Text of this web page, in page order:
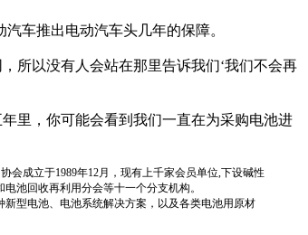
车推出电动汽车头几年的保障。
所以没有人会站在那里告诉我们‘我们不会再
里，你可能会看到我们一直在为采购电池进
会成立于1989年12月，现有上千家会员单位,下设碱性
池回收再利用分会等十一个分支机构。
型电池、电池系统解决方案，以及各类电池用原材